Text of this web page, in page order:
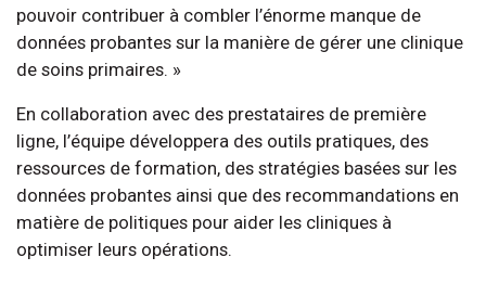
pouvoir contribuer à combler l’énorme manque de
données probantes sur la manière de gérer une clinique
de soins primaires. »
En collaboration avec des prestataires de première
ligne, l’équipe développera des outils pratiques, des
ressources de formation, des stratégies basées sur les
données probantes ainsi que des recommandations en
matière de politiques pour aider les cliniques à
optimiser leurs opérations.